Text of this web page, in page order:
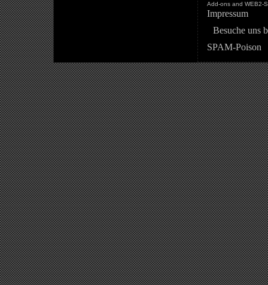
Add-ons and WEB2-
Impressum
Besuche uns
SPAM-Poison